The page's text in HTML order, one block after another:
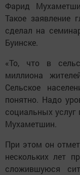
Фарид
Такое заявление
сделал на
Буинске.
«То, что в
миллиона
Сельское
понятно. Надо
социальных услуг
Мухаметшин.
При этом он
нескольких лет
сложившуюся